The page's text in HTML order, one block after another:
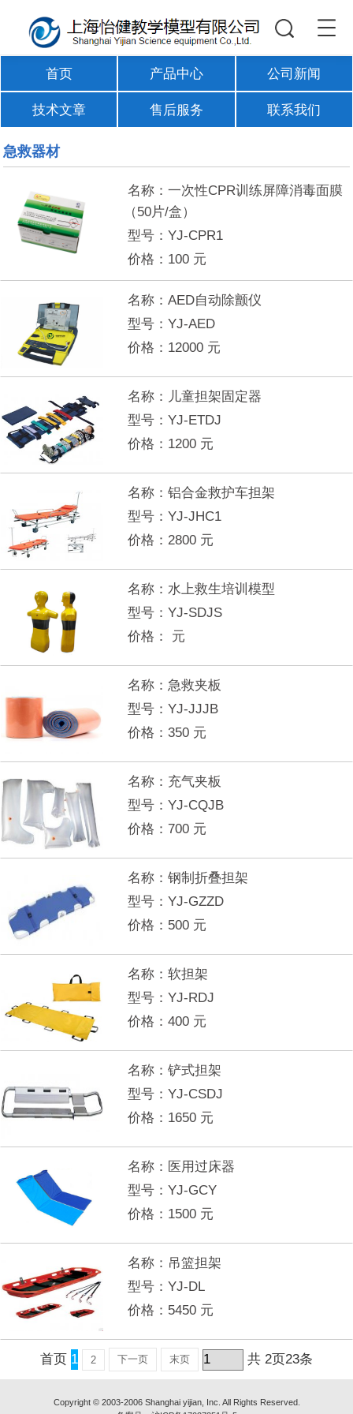
首页 产品中心 公司新闻
技术文章 售后服务 联系我们
急救器材
名称：一次性CPR训练屏障消毒面膜
（50片/盒）
型号：YJ-CPR1
价格： 100 元
名称：AED自动除颤仪
型号：YJ-AED
价格： 12000 元
名称： 儿童担架固定器
型号：YJ-ETDJ
价格： 1200 元
名称：铝合金救护车担架
型号：YJ-JHC1
价格：2800 元
名称：水上救生培训模型
型号：YJ-SDJS
价格：
元
名称：急救夹板
型号：YJ-JJJB
价格：350 元
名称： 充气夹板
型号：YJ-CQJB
价格： 700 元
名称：钢制折叠担架
型号：YJ-GZZD
价格： 500 元
名称：软担架
型号：YJ-RDJ
价格：400 元
名称：铲式担架
型号：YJ-CSDJ
价格： 1650 元
名称： 医用过床器
型号：YJ-GCY
价格： 1500 元
名称： 吊篮担架
型号：YJ-DL
价格： 5450 元
首页 1 2 下一页 末页 共 2页23条
Copyright © 2003-2006 Shanghai yijian, Inc. All Rights Reserved.